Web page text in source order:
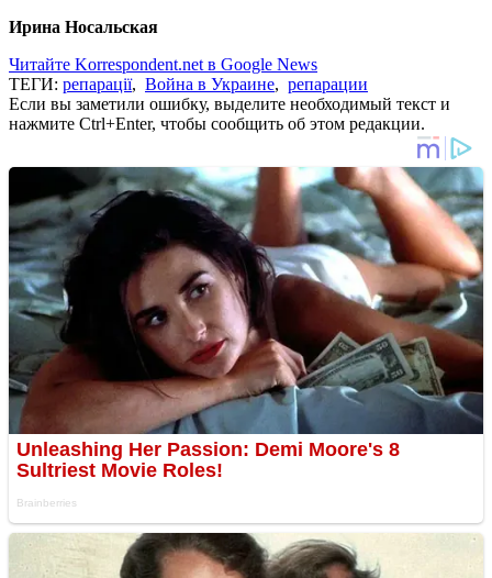
Ирина Носальская
Читайте Korrespondent.net в Google News
ТЕГИ: репарації, Война в Украине, репарации
Если вы заметили ошибку, выделите необходимый текст и
нажмите Ctrl+Enter, чтобы сообщить об этом редакции.